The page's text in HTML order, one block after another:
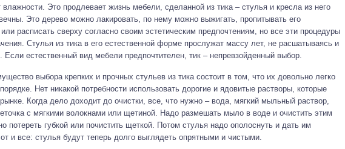
влажности. Это продлевает жизнь мебели, сделанной из тика – стулья и кресла из него
Это дерево можно лакировать, по нему можно выжигать, пропитывать его
расписать сверху согласно своим эстетическим предпочтениям, но все эти процедуры
Стулья из тика в его естественной форме прослужат массу лет, не расшатываясь и
Если естественный вид мебели предпочтителен, тик – непревзойденный выбор.
выбора крепких и прочных стульев из тика состоит в том, что их довольно легко
Нет никакой потребности использовать дорогие и ядовитые растворы, которые
Когда дело доходит до очистки, все, что нужно – вода, мягкий мыльный раствор,
с мягкими волокнами или щетиной. Надо размешать мыло в воде и очистить этим
потереть губкой или почистить щеткой. Потом стулья надо ополоснуть и дать им
и все: стулья будут теперь долго выглядеть опрятными и чистыми.